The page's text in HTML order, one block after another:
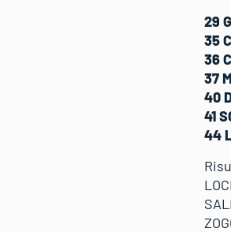
29
35
36
37
40
41
44